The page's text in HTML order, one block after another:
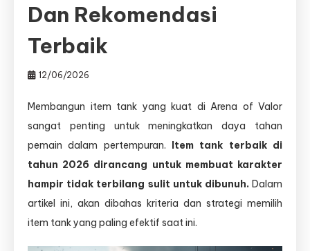
Dan Rekomendasi
Terbaik
12/06/2026
Membangun item tank yang kuat di Arena of Valor
sangat penting untuk meningkatkan daya tahan
pemain dalam pertempuran. Item tank terbaik di
tahun 2026 dirancang untuk membuat karakter
hampir tidak terbilang sulit untuk dibunuh. Dalam
artikel ini, akan dibahas kriteria dan strategi memilih
item tank yang paling efektif saat ini.